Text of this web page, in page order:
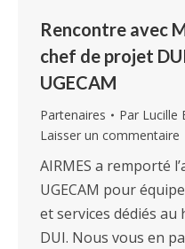
Rencontre avec
chef de projet
UGECAM
Partenaires Par Lucille
Laisser un commentaire
AIRMES a remporté
UGECAM pour
et services dédiés au
DUI. Nous vous en